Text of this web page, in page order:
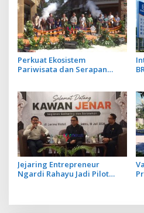
Perkuat Ekosistem
Pariwisata dan Serapan
KEK Kura Kura
Jejaring Entrepreneur
Ngardi Rahayu Jadi Pilot